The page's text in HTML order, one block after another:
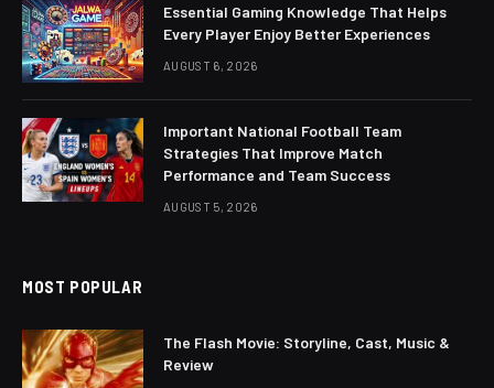
Essential Gaming Knowledge That Helps
Every Player Enjoy Better Experiences
AUGUST 6, 2026
Important National Football Team
Strategies That Improve Match
Performance and Team Success
AUGUST 5, 2026
MOST POPULAR
The Flash Movie: Storyline, Cast, Music &
Review